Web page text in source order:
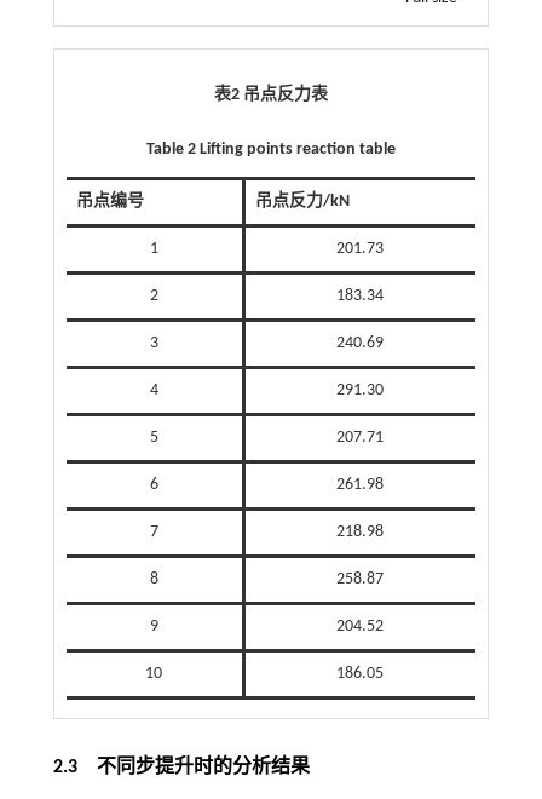
表2 吊点反力表
Table 2 Lifting points reaction table
吊点编号 吊点反力/kN
1 201.73
2 183.34
3 240.69
4 291.30
5 207.71
6 261.98
7 218.98
8 258.87
9 204.52
10 186.05
2.3不同步提升时的分析结果